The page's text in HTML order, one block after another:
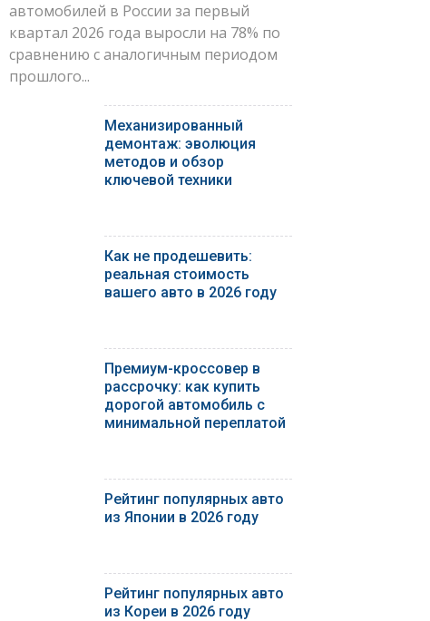
автомобилей в России за первый
квартал 2026 года выросли на 78% по
сравнению с аналогичным периодом
прошлого...
Механизированный
демонтаж: эволюция
методов и обзор
ключевой техники
Как не продешевить:
реальная стоимость
вашего авто в 2026 году
Премиум-кроссовер в
рассрочку: как купить
дорогой автомобиль с
минимальной переплатой
Рейтинг популярных авто
из Японии в 2026 году
Рейтинг популярных авто
из Кореи в 2026 году